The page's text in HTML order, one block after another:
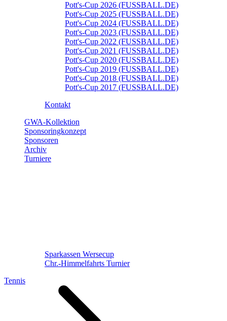
Pott's-Cup 2026 (FUSSBALL.DE)
Pott's-Cup 2025 (FUSSBALL.DE)
Pott's-Cup 2024 (FUSSBALL.DE)
Pott's-Cup 2023 (FUSSBALL.DE)
Pott's-Cup 2022 (FUSSBALL.DE)
Pott's-Cup 2021 (FUSSBALL.DE)
Pott's-Cup 2020 (FUSSBALL.DE)
Pott's-Cup 2019 (FUSSBALL.DE)
Pott's-Cup 2018 (FUSSBALL.DE)
Pott's-Cup 2017 (FUSSBALL.DE)
Kontakt
GWA-Kollektion
Sponsoringkonzept
Sponsoren
Archiv
Turniere
Sparkassen Wersecup
Chr.-Himmelfahrts Turnier
Tennis